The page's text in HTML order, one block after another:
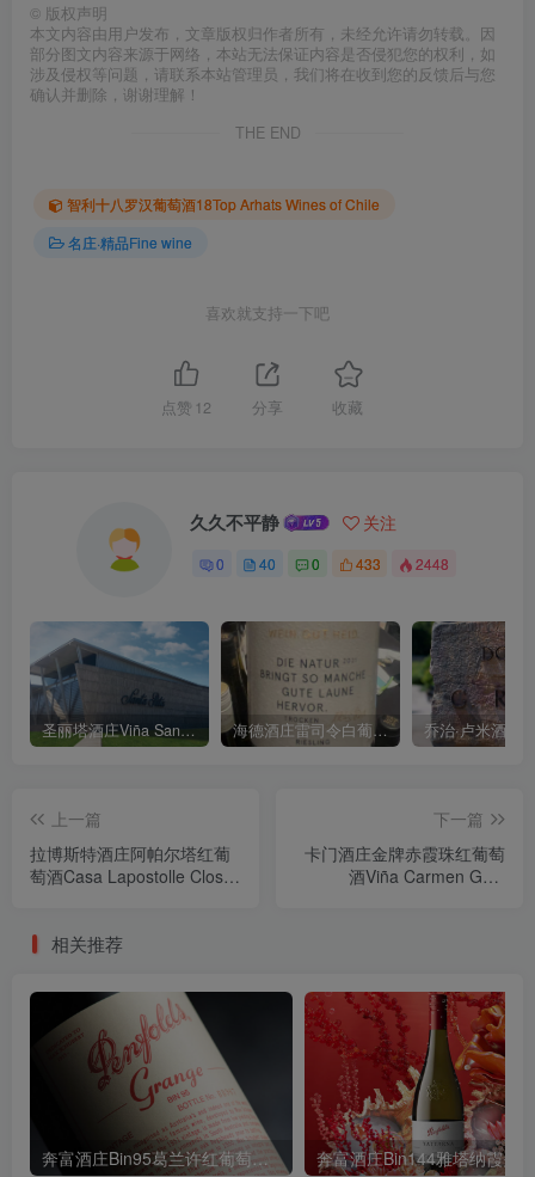
© 版权声明
本文内容由用户发布，文章版权归作者所有，未经允许请勿转载。因
部分图文内容来源于网络，本站无法保证内容是否侵犯您的权利，如
涉及侵权等问题，请联系本站管理员，我们将在收到您的反馈后与您
确认并删除，谢谢理解！
THE END
智利十八罗汉葡萄酒18Top Arhats Wines of Chile
名庄·精品Fine wine
喜欢就支持一下吧
点赞 12 分享 收藏
久久不平静 关注
0 40 0 433 2448
圣丽塔酒庄Viña Santa Rita 海德酒庄雷司令白葡萄酒Weingut Heid Gutswein Riesling trocken 2021
上一篇
拉博斯特酒庄阿帕尔塔红葡
萄酒Casa Lapostolle Clos
下一篇
卡门酒庄金牌赤霞珠红葡萄
酒Viña Carmen Gold
相关推荐
奔富酒庄Bin95葛兰许红葡萄酒Penfolds Grange Hermitage